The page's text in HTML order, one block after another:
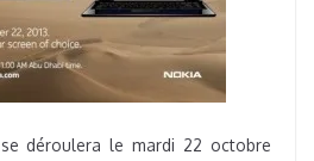
déroulera le mardi 22 octobre